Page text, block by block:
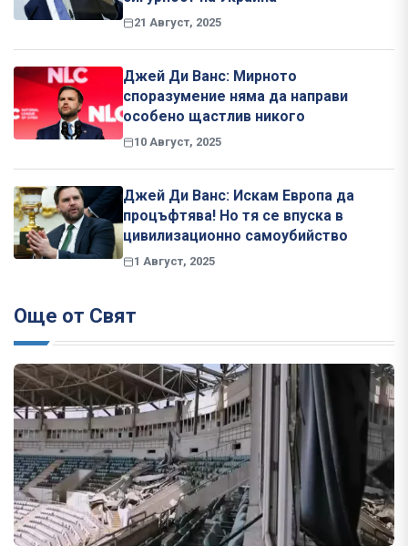
21 Август, 2025
Джей Ди Ванс: Мирното
споразумение няма да направи
особено щастлив никого
10 Август, 2025
Джей Ди Ванс: Искам Европа да
процъфтява! Но тя се впуска в
цивилизационно самоубийство
1 Август, 2025
Още от Свят